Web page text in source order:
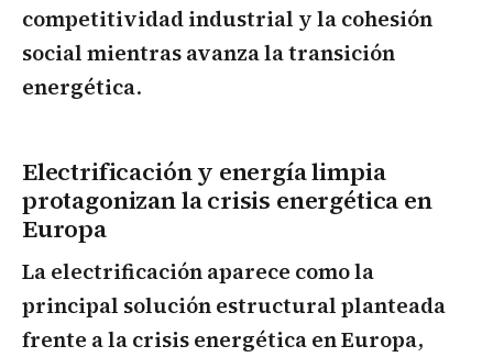
competitividad industrial y la cohesión
social mientras avanza la transición
energética.
Electrificación y energía limpia
protagonizan la crisis energética en
Europa
La electrificación aparece como la
principal solución estructural planteada
frente a la crisis energética en Europa,